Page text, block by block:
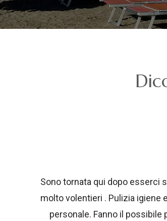
Sono tornata qui dopo esserci
molto volentieri . Pulizia igiene
personale. Fanno il